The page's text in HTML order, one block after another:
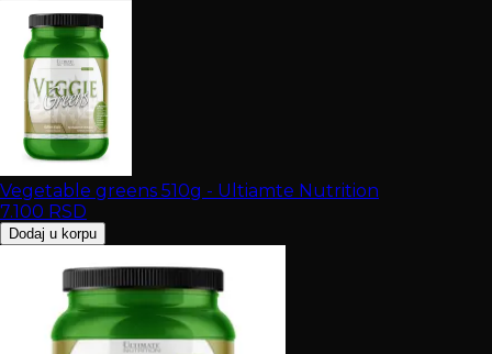
Vegetable greens 510g - Ultiamte Nutrition
7.100 RSD
Dodaj u korpu